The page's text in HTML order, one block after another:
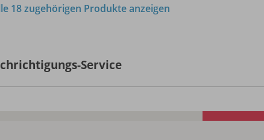
18 zugehörigen Produkte anzeigen
Service